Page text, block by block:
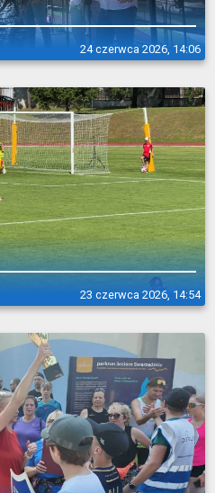
24 czerwca 2026, 14:06
23 czerwca 2026, 14:54